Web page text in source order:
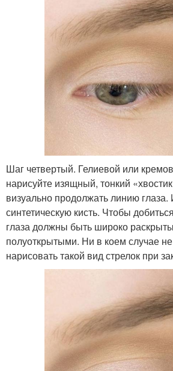
Шаг четвертый. Гелиевой или
нарисуйте изящный, тонкий
визуально продолжать линию глаза.
синтетическую кисть. Чтобы
глаза должны быть широко
полуоткрытыми. Ни в коем случае
нарисовать такой вид стрелок при